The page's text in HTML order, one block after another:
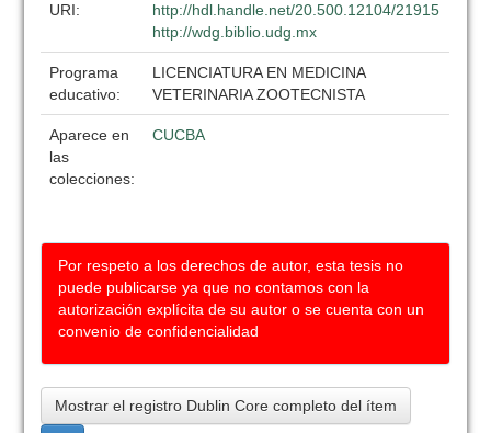
URI:
http://hdl.handle.net/20.500.12104/21915
http://wdg.biblio.udg.mx
Programa
educativo:
LICENCIATURA EN MEDICINA
VETERINARIA ZOOTECNISTA
Aparece en
las
colecciones:
CUCBA
Por respeto a los derechos de autor, esta tesis no
puede publicarse ya que no contamos con la
autorización explícita de su autor o se cuenta con un
convenio de confidencialidad
Mostrar el registro Dublin Core completo del ítem